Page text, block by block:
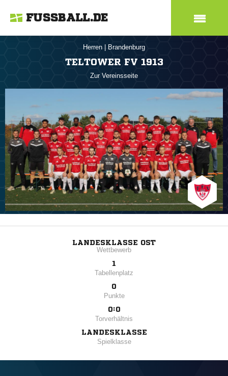
FUSSBALL.DE
Herren Brandenburg
TELTOWER FV 1913
Zur Vereinsseite
LANDESKLASSE OST
Wettbewerb
1
Tabellenplatz
0
Punkte
0:0
Torverhältnis
LANDESKLASSE
Spielklasse